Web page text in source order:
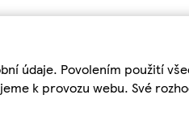
údaje. Povolením použití
k provozu webu. Své